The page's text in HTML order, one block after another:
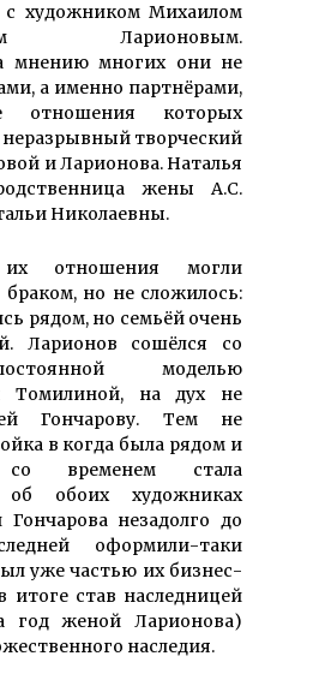
с художником Михаилом
Ларионовым.
мнению многих они не
а именно партнёрами,
отношения которых
неразрывный творческий
и Ларионова. Наталья
жены А.С.
Николаевны.
отношения могли
браком, но не сложилось:
рядом, но семьёй очень
Ларионов сошёлся со
моделью
Томилиной, на дух не
Гончарову. Тем не
в когда была рядом и
со временем стала
об обоих художниках
незадолго до
оформили-таки
уже частью их бизнес-
итоге став наследницей
год женой Ларионова)
наследия.